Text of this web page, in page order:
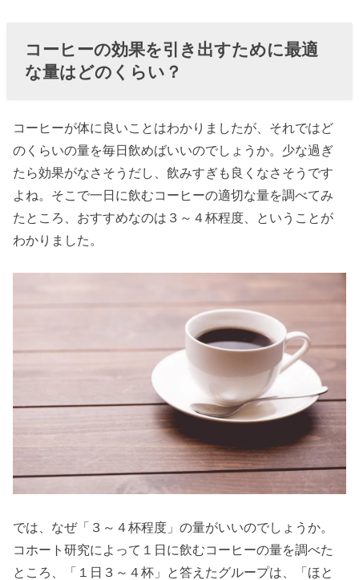
コーヒーの効果を引き出すために最適
な量はどのくらい？
コーヒーが体に良いことはわかりましたが、それではど
のくらいの量を毎日飲めばいいのでしょうか。少な過ぎ
たら効果がなさそうだし、飲みすぎも良くなさそうです
よね。そこで一日に飲むコーヒーの適切な量を調べてみ
たところ、おすすめなのは３～４杯程度、ということが
わかりました。
では、なぜ「３～４杯程度」の量がいいのでしょうか。
コホート研究によって１日に飲むコーヒーの量を調べた
ところ、「１日３～４杯」と答えたグループは、「ほと